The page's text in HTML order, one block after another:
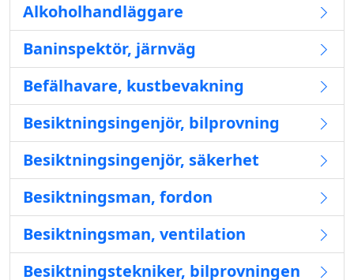
Alkoholhandläggare
Baninspektör, järnväg
Befälhavare, kustbevakning
Besiktningsingenjör, bilprovning
Besiktningsingenjör, säkerhet
Besiktningsman, fordon
Besiktningsman, ventilation
Besiktningstekniker, bilprovningen